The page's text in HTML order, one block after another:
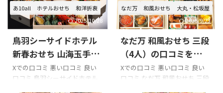
あ10all ホテルおせち
和洋折衷
2025/10/28
鳥羽シーサイドホテル
新春おせち 山海玉手箱
の口コミをまとめてみ
ました!!!
Xでの口コミ 悪い口コミ 良い
口コミ 鳥羽シーサイドホテル
なだ万 和風おせち
大丸・松坂屋
2025/9/23
なだ万 和風おせち 三段
（4人）の口コミをまと
めてみました!!!
Xでの口コミ 悪い口コミ 良い
口コミ なだ万 和風おせち 三段